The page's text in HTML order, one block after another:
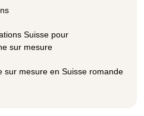
Suisse pour
sur mesure
sur mesure en Suisse romande